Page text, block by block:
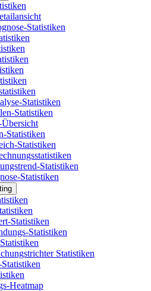
Statistiken
Statistiken
Statistiken
Statistiken
Statistiken
Statistiken
Statistiken
Statistiken
Statistiken
Statistiken
Heatmap